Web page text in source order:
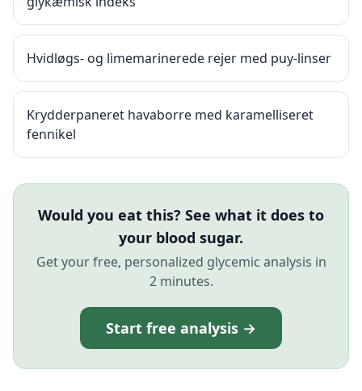
Hvidløgs- og limemarinerede rejer med puy-linser
Krydderpaneret havaborre med karamelliseret
fennikel
Would you eat this? See what it does to
your blood sugar.
Get your free, personalized glycemic analysis in
2 minutes.
Start free analysis →